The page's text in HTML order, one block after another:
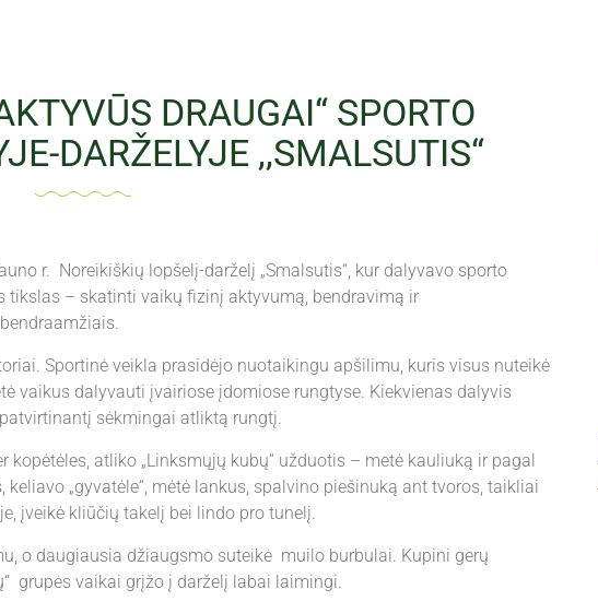
DRAUGAI“ SPORTO
DARŽELYJE ,,SMALSUTIS“
r. Noreikiškių lopšelį-darželį „Smalsutis“, kur dalyvavo sporto
tikslas – skatinti vaikų fizinį aktyvumą, bendravimą ir
Sportinė veikla prasidėjo nuotaikingu apšilimu, kuris visus nuteikė
vaikus dalyvauti įvairiose įdomiose rungtyse. Kiekvienas dalyvis
sėkmingai atliktą rungtį.
atliko „Linksmųjų kubų“ užduotis – metė kauliuką ir pagal
„gyvatėle“, mėtė lankus, spalvino piešinuką ant tvoros, taikliai
įveikė kliūčių takelį bei lindo pro tunelį.
o daugiausia džiaugsmo suteikė muilo burbulai. Kupini gerų
grupės vaikai grįžo į darželį labai laimingi.